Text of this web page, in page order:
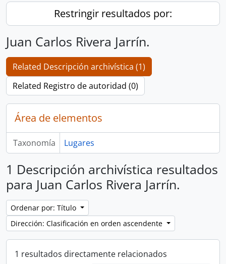
Restringir resultados por:
Juan Carlos Rivera Jarrín.
Related Descripción archivística (1)
Related Registro de autoridad (0)
Área de elementos
Taxonomía Lugares
1 Descripción archivística resultados
para Juan Carlos Rivera Jarrín.
Ordenar por: Título
Dirección: Clasificación en orden ascendente
1 resultados directamente relacionados